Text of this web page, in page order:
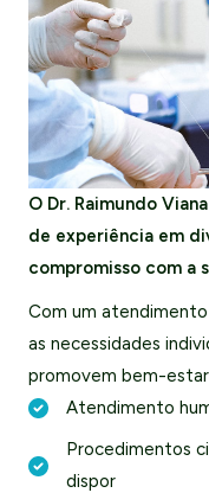
O Dr. Raimundo
de experiência em
compromisso com a
Com um
as necessidades
promovem bem-
Atendimento
Procedimentos
dispor